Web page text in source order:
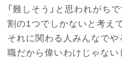
「難しそう」と思われがち
割の1つでしかないと考え
それに関わる人みんなでや
職だから偉いわけじゃない